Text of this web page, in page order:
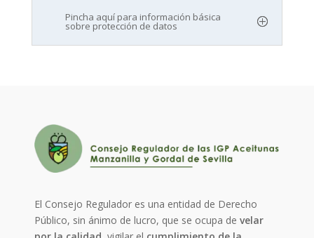
Pincha aquí para información básica
sobre protección de datos
El Consejo Regulador es una entidad de Derecho
Público, sin ánimo de lucro, que se ocupa develar